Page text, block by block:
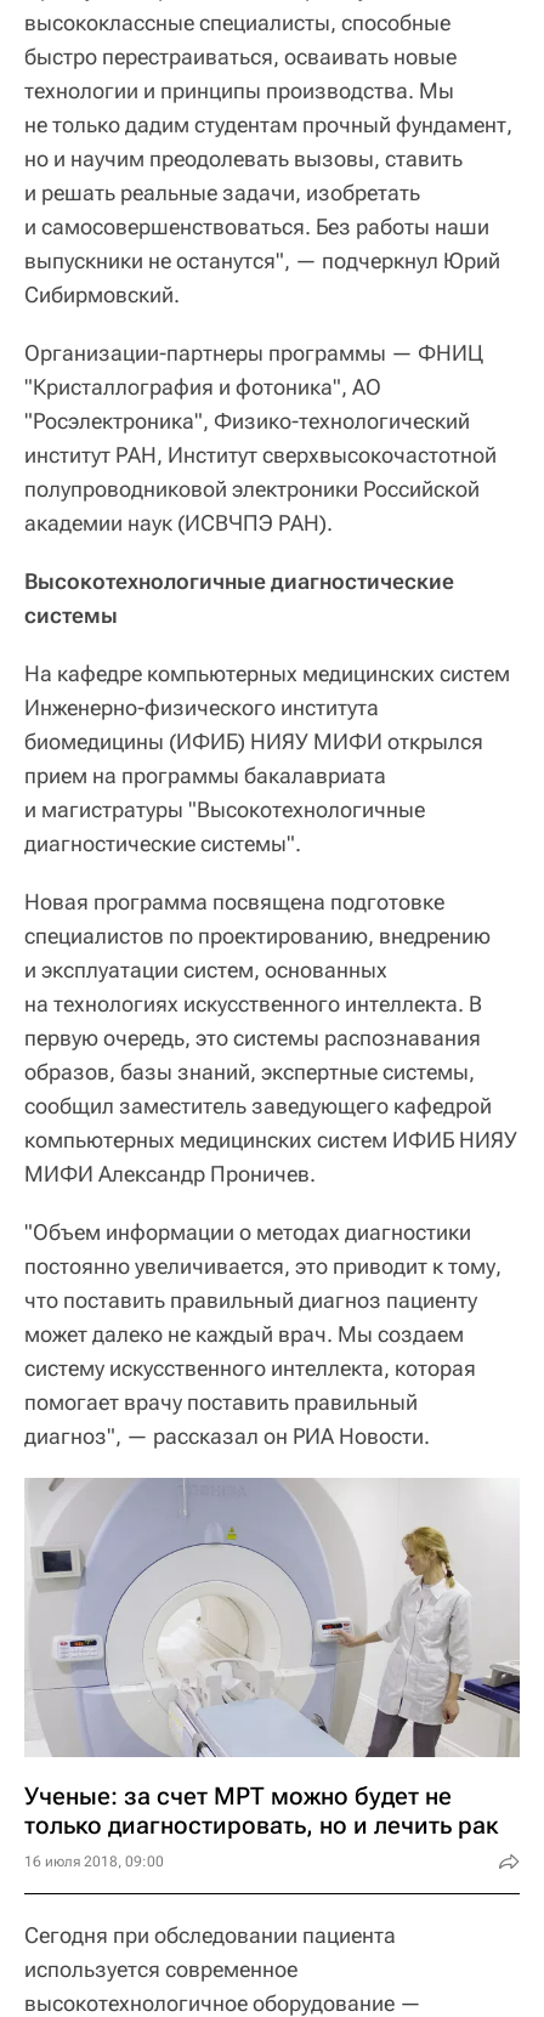
высококлассные специалисты, способные
быстро перестраиваться, осваивать новые
технологии и принципы производства. Мы
не только дадим студентам прочный фундамент,
но и научим преодолевать вызовы, ставить
и решать реальные задачи, изобретать
и самосовершенствоваться. Без работы наши
выпускники не останутся", — подчеркнул Юрий
Сибирмовский.
Организации-партнеры программы — ФНИЦ
"Кристаллография и фотоника", АО
"Росэлектроника", Физико-технологический
институт РАН, Институт сверхвысокочастотной
полупроводниковой электроники Российской
академии наук (ИСВЧПЭ РАН).
Высокотехнологичные диагностические
системы
На кафедре компьютерных медицинских систем
Инженерно-физического института
биомедицины (ИФИБ) НИЯУ МИФИ открылся
прием на программы бакалавриата
и магистратуры "Высокотехнологичные
диагностические системы".
Новая программа посвящена подготовке
специалистов по проектированию, внедрению
и эксплуатации систем, основанных
на технологиях искусственного интеллекта. В
первую очередь, это системы распознавания
образов, базы знаний, экспертные системы,
сообщил заместитель заведующего кафедрой
компьютерных медицинских систем ИФИБ НИЯУ
МИФИ Александр Проничев.
"Объем информации о методах диагностики
постоянно увеличивается, это приводит к тому,
что поставить правильный диагноз пациенту
может далеко не каждый врач. Мы создаем
систему искусственного интеллекта, которая
помогает врачу поставить правильный
диагноз", — рассказал он РИА Новости.
Ученые: за счет МРТ можно будет не
только диагностировать, но и лечить рак
16 июля 2018, 09:00
Сегодня при обследовании пациента
используется современное
высокотехнологичное оборудование —